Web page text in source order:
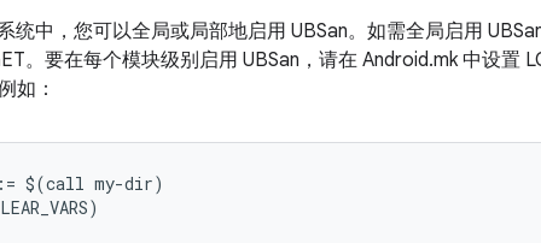
统中，您可以全局或局部地启用 UBSan。如需全局启用
。要在每个模块级别启用 UBSan，请在 Android.mk 中设置
如：
$(call my-dir)